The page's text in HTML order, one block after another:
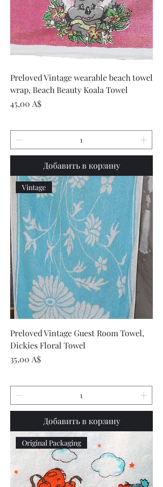
Preloved Vintage wearable beach towel
wrap, Beach Beauty Koala Towel
Цена
45,00 A$
Добавить в корзину
Vintage
Preloved Vintage Guest Room Towel,
Dickies Floral Towel
Цена
35,00 A$
Добавить в корзину
Original Packaging